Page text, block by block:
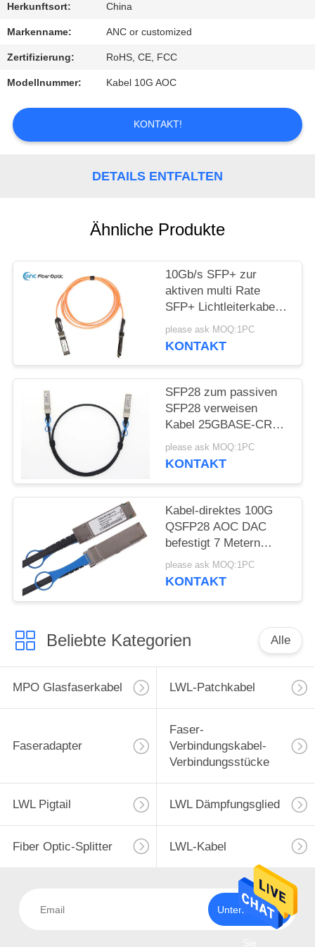
TRETEN
SIE
MIT
IN
VERBINDUNG
NACHRICHTEN
NEWS
Herkunftsort: China
Markenname: ANC or customized
Zertifizierung: RoHS, CE, FCC
Modellnummer: Kabel 10G AOC
KONTAKT!
DETAILS ENTFALTEN
Ähnliche Produkte
10Gb/s SFP+ zur
aktiven multi Rate
SFP+ Lichtleiterkabel-
0.5~100m für Cisco
SFP-10G-AOC
please ask MOQ:1PC
KONTAKT
SFP28 zum passiven
SFP28 verweisen
Kabel 25GBASE-CR
des Befestigungs-
kupfernen Kabel-25G
please ask MOQ:1PC
KONTAKT
Kabel-direktes 100G
QSFP28 AOC DAC
befestigt 7 Metern
100GBASE-CR4
niedrigen
please ask MOQ:1PC
KONTAKT
Beliebte Kategorien Alle
MPO Glasfaserkabel LWL-Patchkabel
Faseradapter
Faser-
Verbindungskabel-
Verbindungsstücke
LWL Pigtail LWL Dämpfungsglied
Fiber Optic-Splitter LWL-Kabel
Unterzeichnen